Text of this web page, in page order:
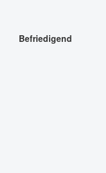
Befriedigend